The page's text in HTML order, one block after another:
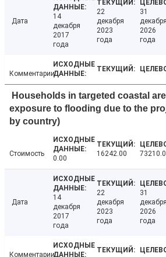
Дата
14
декабря
2017
года
22
декабря
2023
года
31
декабря
2026
года
Комментарии
Households in targeted coastal
exposure to flooding due to the
by country)
Стоимость
0.00
16242.00
Дата
14
декабря
2017
года
22
декабря
2023
года
31
декабря
2026
года
Комментарии